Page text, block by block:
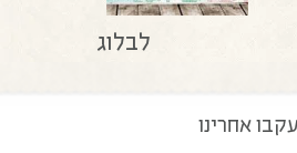
לבלוג
עקבו אחרינו